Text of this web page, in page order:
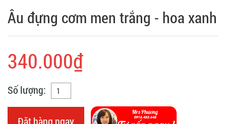
Âu đựng cơm men trắng - hoa xanh
340.000₫
Số lượng:
Đặt hàng ngay